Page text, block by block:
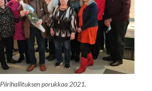
Piirihallituksen porukkaa 2021.